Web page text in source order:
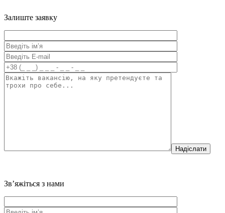
Залиште заявку
Надіслати
Зв’яжіться з нами